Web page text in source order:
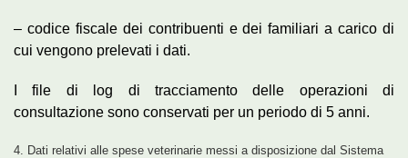
– codice fiscale dei contribuenti e dei familiari a carico di
cui vengono prelevati i dati.
I file di log di tracciamento delle operazioni di
consultazione sono conservati per un periodo di 5 anni.
4. Dati relativi alle spese veterinarie messi a disposizione dal Sistema